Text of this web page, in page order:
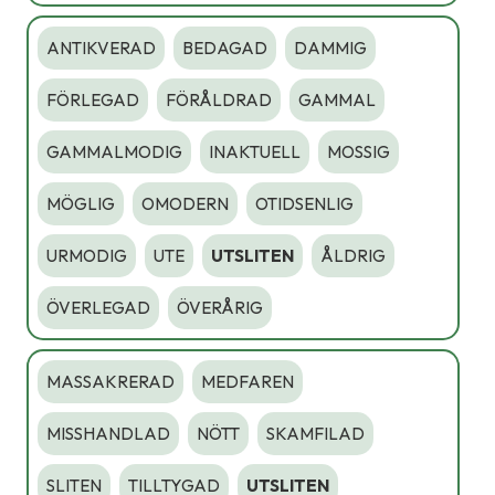
ANTIKVERAD BEDAGAD DAMMIG
FÖRLEGAD FÖRÅLDRAD GAMMAL
GAMMALMODIG INAKTUELL MOSSIG
MÖGLIG OMODERN OTIDSENLIG
URMODIG UTE UTSLITEN ÅLDRIG
ÖVERLEGAD ÖVERÅRIG
MASSAKRERAD MEDFAREN
MISSHANDLAD NÖTT SKAMFILAD
SLITEN TILLTYGAD UTSLITEN